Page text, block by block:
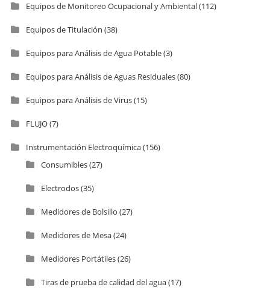
Equipos de Monitoreo Ocupacional y Ambiental(112)
Equipos de Titulación (38)
Equipos para Análisis de Agua Potable(3)
Equipos para Análisis de Aguas Residuales(80)
Equipos para Análisis de Virus(15)
FLUJO(7)
Instrumentación Electroquímica(156)
Consumibles(27)
Electrodos(35)
Medidores de Bolsillo (27)
Medidores de Mesa(24)
Medidores Portátiles(26)
Tiras de prueba de calidad del agua(17)